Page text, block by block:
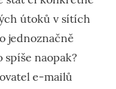
útoků v sítích
jednoznačně
naopak?
e-mailů